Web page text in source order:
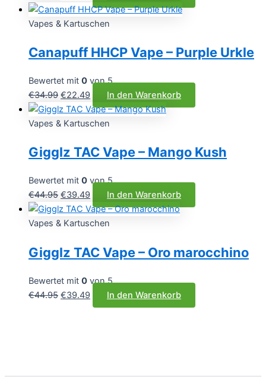
Preis
war:
Preis
ist:
Vapes & Kartuschen
Canapuff HHCP Vape – Purple Urkle
Bewertet mit 0 von 5
€34.99 Ursprünglicher
Preis
war:
€22.49Aktueller
Preis
ist:
In den Warenkorb
Vapes & Kartuschen
Gigglz TAC Vape – Mango Kush
Bewertet mit 0 von 5
€44.95 Ursprünglicher
Preis
war:
€39.49Aktueller
Preis
ist:
In den Warenkorb
Vapes & Kartuschen
Gigglz TAC Vape – Oro marocchino
Bewertet mit 0 von 5
€44.95 Ursprünglicher
€39.49 Aktueller
Preis
In den Warenkorb